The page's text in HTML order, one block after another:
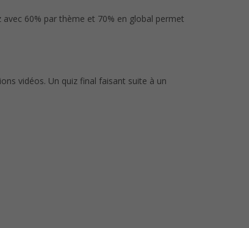
60% par thème et 70% en global permet
vidéos. Un quiz final faisant suite à un